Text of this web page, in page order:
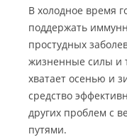
В холодное время
поддержать
простудных
жизненные силы и
хватает осенью и
средство
других проблем с
путями.